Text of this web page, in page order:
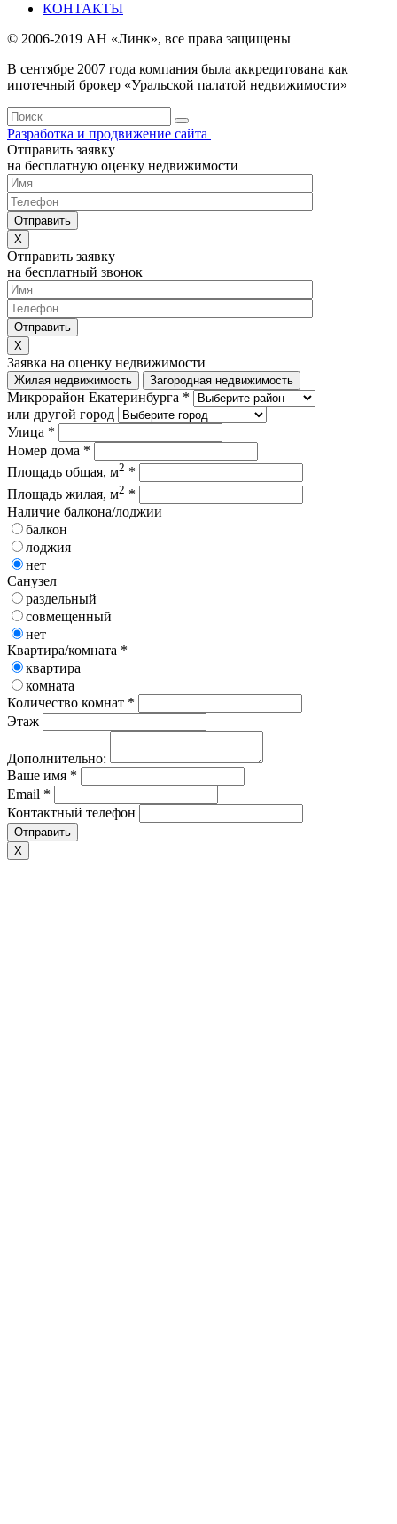
КОНТАКТЫ
© 2006-2019 АН «Линк», все права защищены
В сентябре 2007 года компания была аккредитована как
ипотечный брокер «Уральской палатой недвижимости»
Разработка и продвижение сайта
Отправить заявку
на бесплатную оценку недвижимости
Отправить заявку
на бесплатный звонок
Заявка на оценку недвижимости
Жилая недвижимость Загородная недвижимость
Микрорайон Екатеринбурга *
или другой город
Улица *
Номер дома *
Площадь общая, м2 *
Площадь жилая, м2 *
Наличие балкона/лоджии
балкон
лоджия
нет
Санузел
раздельный
совмещенный
нет
Квартира/комната *
квартира
комната
Количество комнат *
Этаж
Дополнительно:
Ваше имя *
Email *
Контактный телефон
Отправить